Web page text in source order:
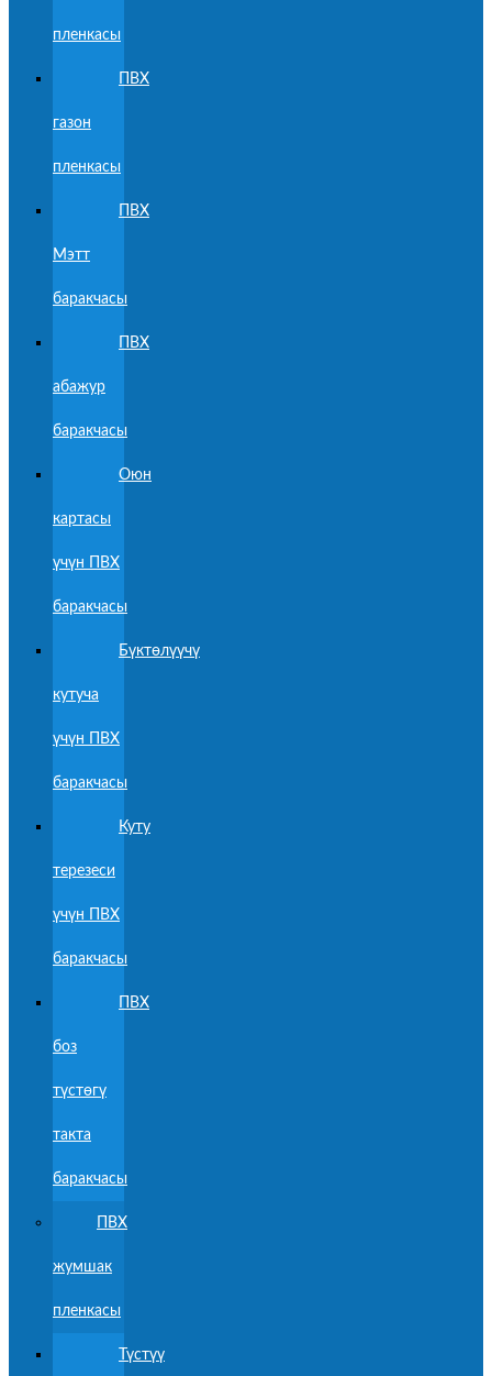
пленкасы
ПВХ
газон
пленкасы
ПВХ
Мэтт
баракчасы
ПВХ
абажур
баракчасы
Оюн
картасы
үчүн ПВХ
баракчасы
Бүктөлүүчү
кутуча
үчүн ПВХ
баракчасы
Куту
терезеси
үчүн ПВХ
баракчасы
ПВХ
боз
түстөгү
такта
баракчасы
ПВХ
жумшак
пленкасы
Түстүү